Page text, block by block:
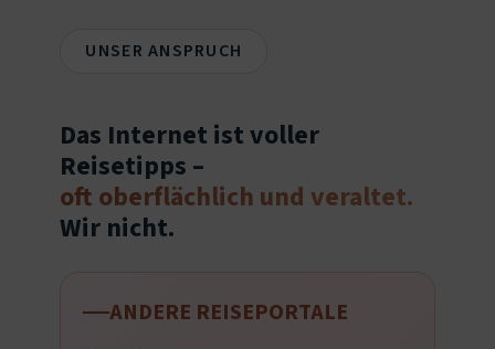
UNSER ANSPRUCH
Das Internet ist voller
Reisetipps –
oft oberflächlich und veraltet.
Wir nicht.
ANDERE REISEPORTALE